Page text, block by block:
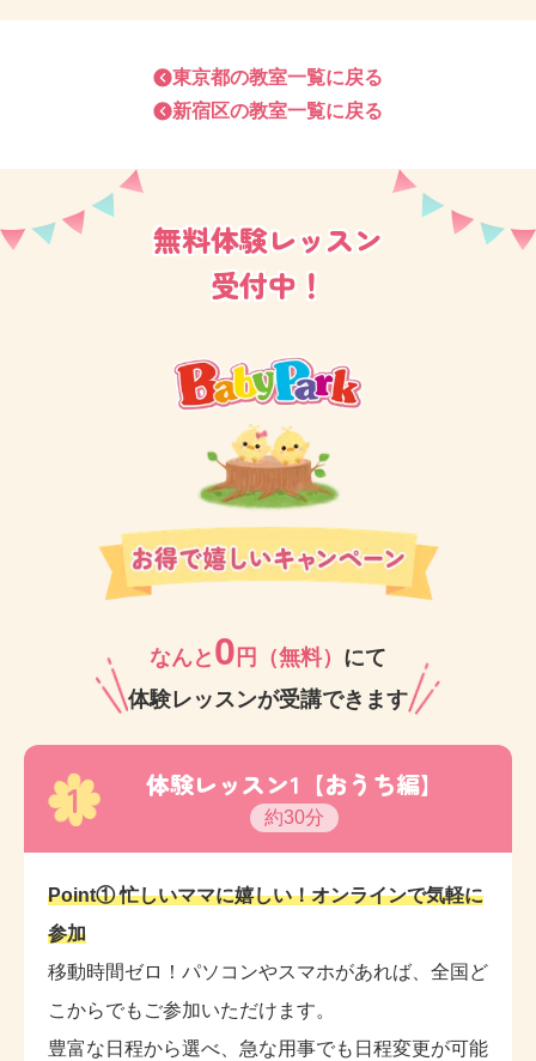
新宿御苑、消防博物館、おもちゃ博物館が徒歩圏内に
ある四谷教室は電車でのアクセスも良く、レッスン前
丸ノ内線、JR線共にバリアフリーですので、電車でお
越しくださる生徒さまも多く、近隣のみならず、中野
区や西新宿、本郷、神楽坂方面からも生徒さまがいら
中には世田谷方面や川崎方面からお車でいらっしゃる
教室には専用駐輪場はありませんが、徒歩1分のところ
にコモレ四谷さんがありますので、ご活用いただいて
おります。
いつも楽しく笑顔があふれる教室ですので、ぜひ一度
体験レッスンにお越しください。お待ちしておりま
東京都の教室一覧に戻る
新宿区の教室一覧に戻る
無料体験レッスン
受付中！
なんと 0 円（無料） にて
体験レッスンが受講できます
1 体験レッスン1【おうち編】
約30分
Point① 忙しいママに嬉しい！オンラインで気軽に
参加
移動時間ゼロ！パソコンやスマホがあれば、全国ど
こからでもご参加いただけます。
豊富な日程から選べ、急な用事でも日程変更が可能